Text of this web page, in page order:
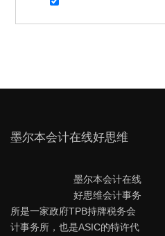
墨尔本会计在线好思维
墨尔本会计在线
好思维会计事务
所是一家政府TPB持牌税务会
计事务所，也是ASIC的特许代